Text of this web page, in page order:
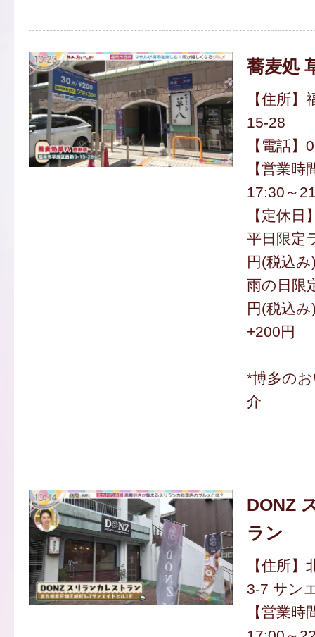
蕎麦処
【住所
15-28
【電話
【営業
17:30～
【定休日
平日限定
円(税込み
雨の日限
円(税込
+200円
*博多の
介
DONZ
ラン
【住所
3-7 サン
【営業